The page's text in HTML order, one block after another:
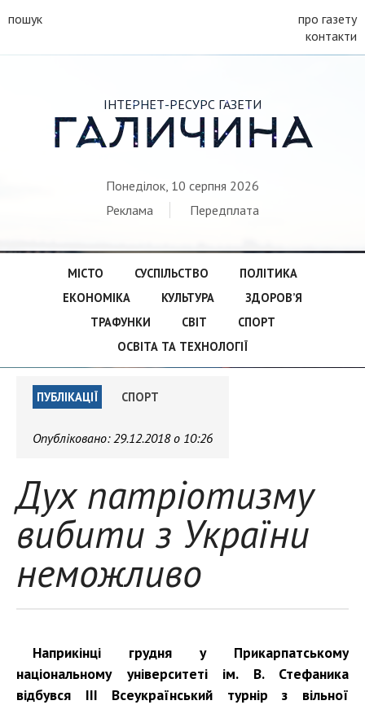
пошук
про газету
контакти
ІНТЕРНЕТ-РЕСУРС ГАЗЕТИ
ГАЛИЧИНА
Понеділок, 10 серпня 2026
Реклама
Передплата
МІСТО СУСПІЛЬСТВО
ПОЛІТИКА
ЕКОНОМІКА
КУЛЬТУРА
ЗДОРОВ’Я
ТРАФУНКИ
СВІТ
СПОРТ
ОСВІТА ТА ТЕХНОЛОГІЇ
ПУБЛІКАЦІЇ СПОРТ
Опубліковано:29.12.2018 о 10:26
Дух патріотизму
вибити з України
неможливо
Наприкінці грудня у Прикарпатському
національному університеті ім. В. Стефаника
відбувся ІІІ Всеукраїнський турнір з вільної